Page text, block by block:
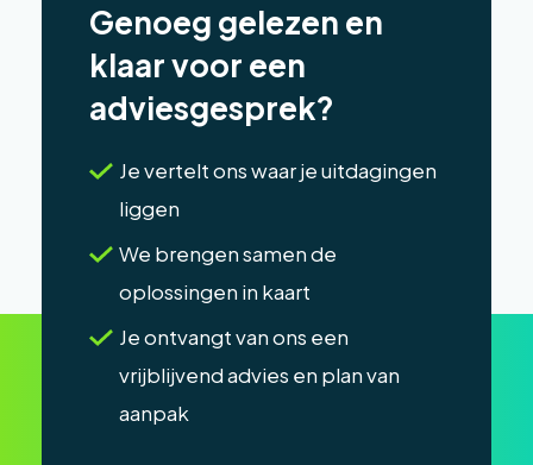
Genoeg gelezen en
klaar voor een
adviesgesprek?
Je vertelt ons waar je uitdagingen
liggen
We brengen samen de
oplossingen in kaart
Je ontvangt van ons een
vrijblijvend advies en plan van
aanpak